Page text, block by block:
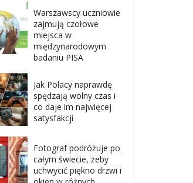
Warszawscy uczniowie
zajmują czołowe
miejsca w
międzynarodowym
badaniu PISA
Jak Polacy naprawdę
spędzają wolny czas i
co daje im najwięcej
satysfakcji
Fotograf podróżuje po
całym świecie, żeby
uchwycić piękno drzwi i